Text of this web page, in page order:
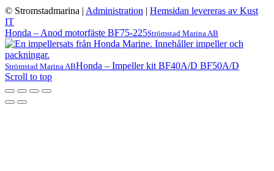
© Stromstadmarina | Administration | Hemsidan levereras av Kust
IT
Honda – Anod motorfäste BF75-225Strömstad Marina AB
Strömstad Marina ABHonda – Impeller kit BF40A/D BF50A/D
Scroll to top